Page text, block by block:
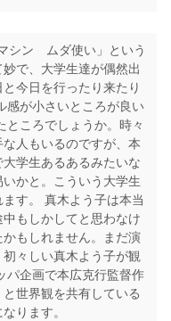
シン ムダ使い」という
で、大学生達が偶然出
今日を行ったり来たり
感が小さいところが良い
ところでしょうか。時々
人もいるのですが、本
学生あるあるみたいな
かと。こういう大学生
す。 真木よう子は本当
もしかしてと思わなけ
もしれません。まだ演
々しい真木よう子が観
パ企画で本広克行監督作
世界観を共有している
ります。